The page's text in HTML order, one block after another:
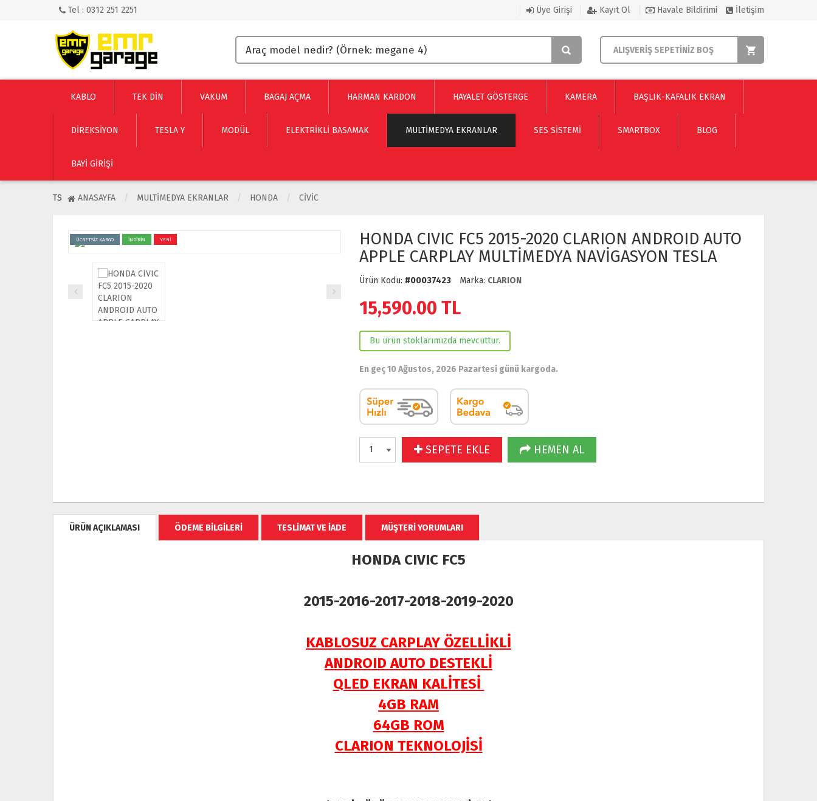
Tel : 0312 251 2251 Üye Girişi Kayıt Ol Havale Bildirimi İletişim
ALIŞVERİŞ SEPETİNİZ BOŞ
KABLO TEK DİN VAKUM BAGAJ AÇMA HARMAN KARDON HAYALET GÖSTERGE KAMERA BAŞLIK-KAFALIK EKRAN
DİREKSİYON TESLA Y MODÜL ELEKTRİKLİ BASAMAK MULTIMEDYA EKRANLAR SES SISTEMI SMARTBOX BLOG
BAYI GIRIŞI
TS ANASAYFA MULTIMEDYA EKRANLAR HONDA CIVIC
ÜCRETSİZ KARGO İNDİRİM YENİ
HONDA CIVIC FC5 2015-2020 CLARION ANDROID AUTO
APPLE CARPLAY MULTİMEDYA NAVİGASYON TESLA
Ürün Kodu: #00037423 Marka: CLARION
15,590.00 TL
Bu ürün stoklarımızda mevcuttur.
En geç 10 Ağustos, 2026 Pazartesi günü kargoda.
SEPETE EKLE HEMEN AL
ÜRÜN AÇIKLAMASI ÖDEME BİLGİLERİ TESLİMAT VE İADE MÜŞTERİ YORUMLARI
HONDA CIVIC FC5
2015-2016-2017-2018-2019-2020
KABLOSUZ CARPLAY ÖZELLİKLİ
ANDROID AUTO DESTEKLİ
QLED EKRAN KALİTESİ
4GB RAM
64GB ROM
CLARION TEKNOLOJİSİ